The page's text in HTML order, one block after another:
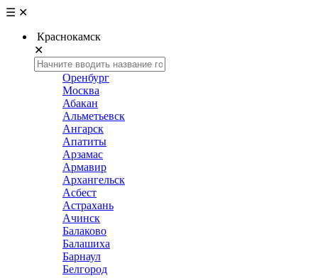
☰ ✕
Краснокамск
✕
Оренбург
Москва
Абакан
Альметьевск
Ангарск
Апатиты
Арзамас
Армавир
Архангельск
Асбест
Астрахань
Ачинск
Балаково
Балашиха
Барнаул
Белгород